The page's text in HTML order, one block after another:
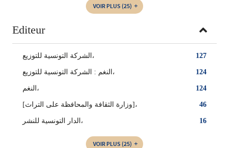
VOIR PLUS (25)
Editeur
127 الشركة التونسية للتوزيع،
124 النغم : الشركة التونسية للتوزيع،
124 النغم،
46 [وزارة الثقافة والمحافظة على التراث]،
16 الدار التونسية للنشر،
VOIR PLUS (25)